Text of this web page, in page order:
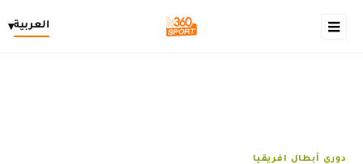
العربية▾
دوري أبطال افريقيا